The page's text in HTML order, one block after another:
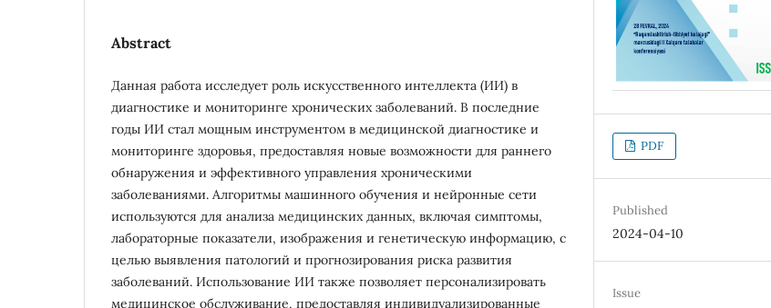
Abstract
Данная работа исследует роль искусственного интеллекта (ИИ) в
диагностике и мониторинге хронических заболеваний. В последние
годы ИИ стал мощным инструментом в медицинской диагностике и
мониторинге здоровья, предоставляя новые возможности для раннего
обнаружения и эффективного управления хроническими
заболеваниями. Алгоритмы машинного обучения и нейронные сети
используются для анализа медицинских данных, включая симптомы,
лабораторные показатели, изображения и генетическую информацию, с
целью выявления патологий и прогнозирования риска развития
заболеваний. Использование ИИ также позволяет персонализировать
медицинское обслуживание, предоставляя индивидуализированные
PDF
Published
2024-04-10
Issue